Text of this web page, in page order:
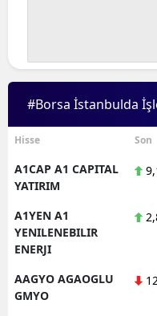
#Borsa İstanbulda
Hisse Son
A1CAP A1 CAPITAL
YATIRIM
A1YEN A1
YENILENEBILIR
ENERJI
AAGYO AGAOGLU
GMYO